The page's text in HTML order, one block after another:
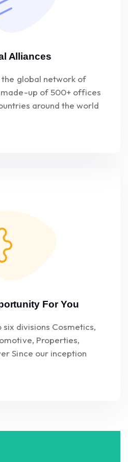
Alliances
global network of
up of 500+ offices
around the world
For You
divisions Cosmetics,
Properties,
Since our inception